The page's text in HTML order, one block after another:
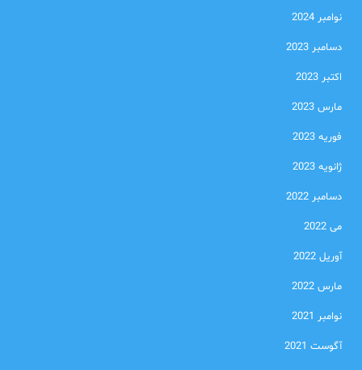
نوامبر 2024
دسامبر 2023
اکتبر 2023
مارس 2023
فوریه 2023
ژانویه 2023
دسامبر 2022
می 2022
آوریل 2022
مارس 2022
نوامبر 2021
آگوست 2021